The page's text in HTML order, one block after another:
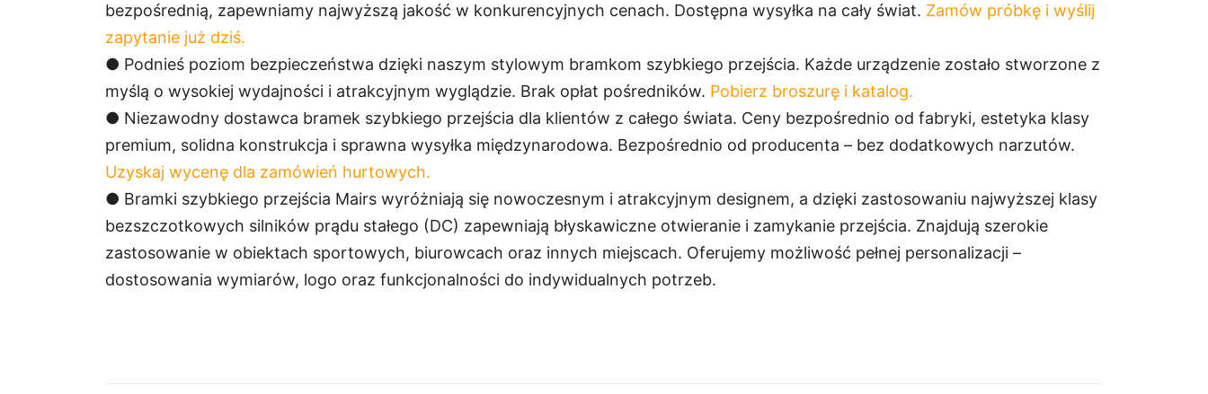
bezpośrednią, zapewniamy najwyższą jakość w konkurencyjnych cenach. Dostępna wysyłka na cały świat. Zamów próbkę i wyślij
zapytanie już dziś.
● Podnieś poziom bezpieczeństwa dzięki naszym stylowym bramkom szybkiego przejścia. Każde urządzenie zostało stworzone z
myślą o wysokiej wydajności i atrakcyjnym wyglądzie. Brak opłat pośredników. Pobierz broszurę i katalog.
● Niezawodny dostawca bramek szybkiego przejścia dla klientów z całego świata. Ceny bezpośrednio od fabryki, estetyka klasy
premium, solidna konstrukcja i sprawna wysyłka międzynarodowa. Bezpośrednio od producenta – bez dodatkowych narzutów.
Uzyskaj wycenę dla zamówień hurtowych.
● Bramki szybkiego przejścia Mairs wyróżniają się nowoczesnym i atrakcyjnym designem, a dzięki zastosowaniu najwyższej klasy
bezszczotkowych silników prądu stałego (DC) zapewniają błyskawiczne otwieranie i zamykanie przejścia. Znajdują szerokie
zastosowanie w obiektach sportowych, biurowcach oraz innych miejscach. Oferujemy możliwość pełnej personalizacji –
dostosowania wymiarów, logo oraz funkcjonalności do indywidualnych potrzeb.